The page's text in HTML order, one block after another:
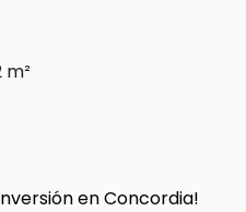
en Concordia!